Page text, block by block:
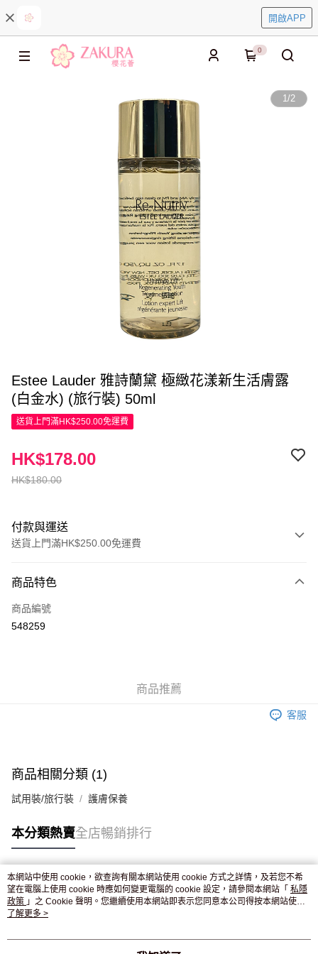
開啟APP
0
1/2
Estee Lauder 雅詩蘭黛 極緻花漾新生活膚露
(白金水) (旅行裝) 50ml
送貨上門滿HK$250.00免運費
HK$180.00
HK$178.00
付款與運送
送貨上門滿HK$250.00免運費
信用卡
Apple Pay
付款後門市自取，訂單確認後2-4個工作天到店，7天內取。逾期後
商品特色
商品編號
548259
商品推薦
客服
商品相關分類 (1)
試用裝/旅行裝 護膚保養
本分類熱賣全店暢銷排行
熱門標籤
熱銷排行
本網站中使用 cookie，欲查詢有關本網站使用 cookie 方式之詳情，及若您不希
望在電腦上使用 cookie 時應如何變更電腦的 cookie 設定，請參閱本網站「 私隱
政策 」之 Cookie 聲明。您繼續使用本網站即表示您同意本公司得按本網站使用
條款之 Cookie 聲明使用 cookie。
了解更多 >